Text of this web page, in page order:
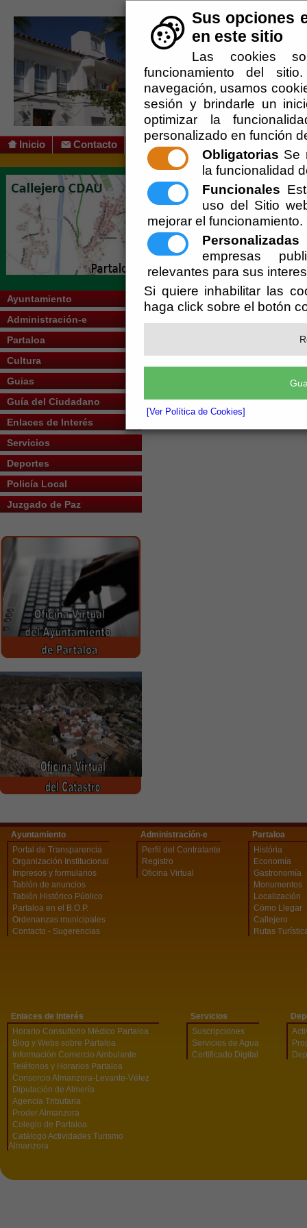
Sus opciones
en este sitio
Las cookies
funcionamiento del
navegación, usamos
sesión y brindarle un
optimizar la
personalizado en función
Obligatorias Se
la funcionalidad
Funcionales
uso del Sitio
mejorar el funcionamiento.
Personalizadas
empresas
relevantes para sus
Si quiere inhabilitar las
haga click sobre el botón
[Ver Política de Cookies]
Inicio Contacto
Ayuntamiento
Administración-e
Partaloa
Cultura
Guias
Guía del Ciudadano
Enlaces de Interés
Servicios
Deportes
Policía Local
Juzgado de Paz
Usted se encuentra aquí:Inicio // Cultura
Escuchar
Fiestas
Portadas Libro de
Programación Cultural
Ayuntamiento
Portal de Transparencia
Organización Institucional
Impresos y formularios
Tablón de anuncios
Tablón Histórico Público
Partaloa en el B.O.P.
Ordenanzas municipales
Contacto - Sugerencias
Administración-e
Perfil del Contratante
Registro
Oficina Virtual
Partaloa
História
Economía
Gastronomía
Monumentos
Localización
Cómo Llegar
Callejero
Rutas
Enlaces de Interés
Horario Consultorio Médico Partaloa
Blog y Webs sobre Partaloa
Información Comercio Ambulante
Teléfonos y Horarios Partaloa
Consorcio Almanzora-Levante-Vélez
Diputación de Almería
Agencia Tributaria
Proder Almanzora
Colegio de Partaloa
Catálogo Actividades Turismo
Almanzora
Servicios
Suscripciones
Servicios de Agua
Certificado Digital